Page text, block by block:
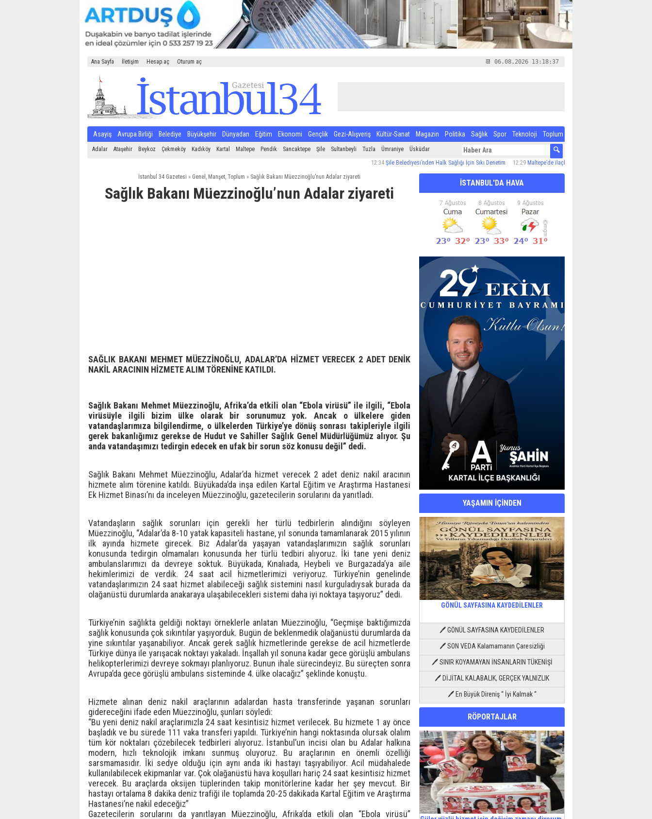
Ana Sayfa İletişim Hesap aç Oturum aç 📆 06.08.2026 13:18:38
Asayiş Avrupa Birliği Belediye Büyükşehir Dünyadan Eğitim Ekonomi Gençlik Gezi-Alışveriş Kültür-Sanat Magazin Politika Sağlık Spor Teknoloji Toplum
Adalar Ataşehir Beykoz Çekmeköy Kadıköy Kartal Maltepe Pendik Sancaktepe Şile Sultanbeyli Tuzla Ümraniye
Üsküdar
Şile Belediyesi’nden Halk Sağlığı İçin Sıkı Denetim 12:29 Maltepe’de ilaçlama çalışmaları sürüyor
İstanbul 34 Gazetesi » Genel , Manşet, Toplum » Sağlık Bakanı Müezzinoğlu’nun Adalar ziyareti
Sağlık Bakanı Müezzinoğlu’nun Adalar ziyareti
SAĞLIK BAKANI MEHMET MÜEZZİNOĞLU, ADALAR’DA HİZMET VERECEK 2 ADET DENİK
NAKİL ARACININ HİZMETE ALIM TÖRENİNE KATILDI.
Sağlık Bakanı Mehmet Müezzinoğlu, Afrika’da etkili olan “Ebola virüsü” ile ilgili, “Ebola
virüsüyle ilgili bizim ülke olarak bir sorunumuz yok. Ancak o ülkelere giden
vatandaşlarımıza bilgilendirme, o ülkelerden Türkiye’ye dönüş sonrası takipleriyle ilgili
gerek bakanlığımız gerekse de Hudut ve Sahiller Sağlık Genel Müdürlüğümüz alıyor. Şu
anda vatandaşımızı tedirgin edecek en ufak bir sorun söz konusu değil” dedi.
Sağlık Bakanı Mehmet Müezzinoğlu, Adalar’da hizmet verecek 2 adet deniz nakil aracının
hizmete alım törenine katıldı. Büyükada’da inşa edilen Kartal Eğitim ve Araştırma Hastanesi
Ek Hizmet Binası’nı da inceleyen Müezzinoğlu, gazetecilerin sorularını da yanıtladı.
Vatandaşların sağlık sorunları için gerekli her türlü tedbirlerin alındığını söyleyen
Müezzinoğlu, “Adalar’da 8-10 yatak kapasiteli hastane, yıl sonunda tamamlanarak 2015 yılının
ilk ayında hizmete girecek. Biz Adalar’da yaşayan vatandaşlarımızın sağlık sorunları
konusunda tedirgin olmamaları konusunda her türlü tedbiri alıyoruz. İki tane yeni deniz
ambulanslarımızı da devreye soktuk. Büyükada, Kınalıada, Heybeli ve Burgazada’ya aile
hekimlerimizi de verdik. 24 saat acil hizmetlerimizi veriyoruz. Türkiye’nin genelinde
vatandaşlarımızın 24 saat hizmet alabileceği sağlık sistemini nasıl kurguladıysak burada da
olağanüstü durumlarda anakaraya ulaşabilecekleri sistemi daha iyi noktaya taşıyoruz” dedi.
Türkiye’nin sağlıkta geldiği noktayı örneklerle anlatan Müezzinoğlu, “Geçmişe baktığımızda
sağlık konusunda çok sıkıntılar yaşıyorduk. Bugün de beklenmedik olağanüstü durumlarda da
yine sıkıntılar yaşanabiliyor. Ancak gerek sağlık hizmetlerinde gerekse de acil hizmetlerde
Türkiye dünya ile yarışacak noktayı yakaladı. İnşallah yıl sonuna kadar gece görüşlü ambulans
helikopterlerimizi devreye sokmayı planlıyoruz. Bunun ihale sürecindeyiz. Bu süreçten sonra
Avrupa’da gece görüşlü ambulans sisteminde 4. ülke olacağız” şeklinde konuştu.
Hizmete alınan deniz nakil araçlarının adalardan hasta transferinde yaşanan sorunları
gidereceğini ifade eden Müezzinoğlu, şunları söyledi:
“Bu yeni deniz nakil araçlarımızla 24 saat kesintisiz hizmet verilecek. Bu hizmete 1 ay önce
başladık ve bu sürede 111 vaka transferi yapıldı. Türkiye’nin hangi noktasında olursak olalım
tüm kör noktaları çözebilecek tedbirleri alıyoruz. İstanbul’un incisi olan bu Adalar halkına
modern, hızlı teknolojik imkanı sunmuş oluyoruz. Bu araçlarının en önemli özelliği
sarsmamasıdır. İki sedye olduğu için aynı anda iki hastayı taşıyabiliyor. Acil müdahalede
kullanılabilecek ekipmanlar var. Çok olağanüstü hava koşulları hariç 24 saat kesintisiz hizmet
verecek. Bu araçlarda oksijen tüplerinden takip monitörlerine kadar her şey mevcut. Bir
hastayı ortalama 8 dakika deniz trafiği ile toplamda 20-25 dakikada Kartal Eğitim ve Araştırma
Hastanesi’ne nakil edeceğiz”
Gazetecilerin sorularını da yanıtlayan Müezzinoğlu, Afrika’da etkili olan “Ebola virüsü”
İSTANBUL'DA HAVA
YAŞAMIN İÇİNDEN
GÖNÜL SAYFASINA KAYDEDİLENLER
🖊 GÖNÜL SAYFASINA KAYDEDİLENLER
🖊 SON VEDA Kalamamanın Çaresizliği
🖊 SINIR KOYAMAYAN İNSANLARIN TÜKENİŞİ
🖊 DİJİTAL KALABALIK, GERÇEK YALNIZLIK
🖊 En Büyük Direniş “ İyi Kalmak “
RÖPORTAJLAR